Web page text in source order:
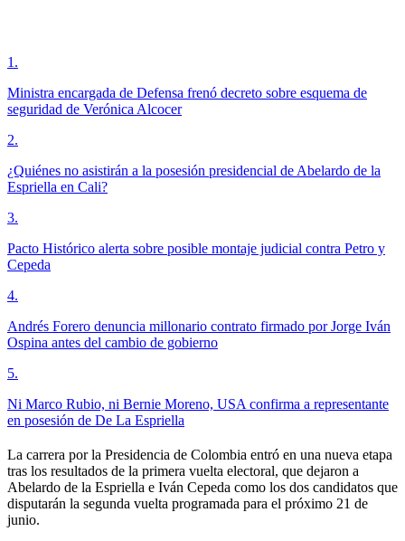
1 .
Ministra encargada de Defensa frenó decreto sobre esquema de
seguridad de Verónica Alcocer
2.
¿Quiénes no asistirán a la posesión presidencial de Abelardo de la
Espriella en Cali?
3.
Pacto Histórico alerta sobre posible montaje judicial contra Petro y
Cepeda
4.
Andrés Forero denuncia millonario contrato firmado por Jorge Iván
Ospina antes del cambio de gobierno
5.
Ni Marco Rubio, ni Bernie Moreno, USA confirma a representante
en posesión de De La Espriella
La carrera por la Presidencia de Colombia entró en una nueva etapa
tras los resultados de la primera vuelta electoral, que dejaron a
Abelardo de la Espriella e Iván Cepeda como los dos candidatos que
disputarán la segunda vuelta programada para el próximo 21 de
junio.